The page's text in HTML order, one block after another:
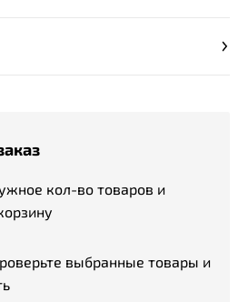
кол-во товаров и
выбранные товары и